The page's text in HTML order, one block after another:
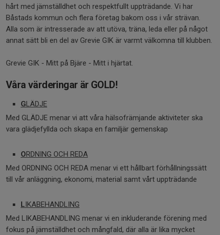
hårt med jämställdhet och respektfullt uppträdande. Vi har
Båstads kommun och flera företag bakom oss i vår strävan.
Alla som är intresserade av att utöva, träna, leda eller på något
annat sätt bli en del av Grevie GIK är varmt välkomna till klubben.
Grevie GIK - Mitt på Bjäre - Mitt i hjärtat.
Våra värderingar är GOLD!
GLÄDJE
Med GLÄDJE menar vi att våra hälsofrämjande aktiviteter ska
vara glädjefyllda och skapa en familjär gemenskap
ORDNING OCH REDA
Med ORDNING OCH REDA menar vi ett hållbart förhållningssätt
till vår anläggning, ekonomi, material samt vårt uppträdande
LIKABEHANDLING
Med LIKABEHANDLING menar vi en inkluderande förening med
fokus på jämställdhet och mångfald, där alla är lika mycket